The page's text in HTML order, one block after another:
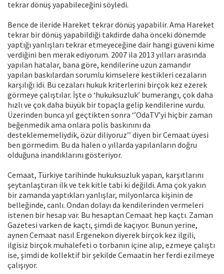
tekrar dönüş yapabileceğini söyledi.
Bence de ileride Hareket tekrar dönüş yapabilir. Ama Hareket
tekrar bir dönüş yapabildiği takdirde daha önceki dönemde
yaptığı yanlışları tekrar etmeyeceğine dair hangi güveni kime
verdiğini ben merak ediyorum. 2007 ila 2013 yılları arasında
yapılan hatalar, bana göre, kendilerine uzun zamandır
yapılan baskılardan sorumlu kimselere kestikleri cezaların
karşılığı idi. Bu cezaları hukuk kriterlerini birçok kez ezerek
görmeye çalıştılar. İşte o ‘hukuksuzluk’ bumerangı, çok daha
hızlı ve çok daha büyük bir topaçla gelip kendilerine vurdu.
Üzerinden bunca yıl geçtikten sonra ‘’OdaTV’yi hiçbir zaman
beğenmedik ama onlara polis baskınını da
desteklememeliydik, özür diliyoruz’’ diyen bir Cemaat üyesi
ben görmedim. Bu da halen o yıllarda yapılanların doğru
olduğuna inandıklarını gösteriyor.
Cemaat, Türkiye tarihinde hukuksuzluk yapan, karşıtlarını
şeytanlaştıran ilk ve tek kitle tabi ki değildi. Ama çok yakın
bir zamanda yaptıkları yanlışlar, milyonlarca kişinin de
belleğinde, canlı. Ondan dolayı da kendilerinden vermeleri
istenen bir hesap var. Bu hesaptan Cemaat hep kaçtı. Zaman
Gazetesi varken de kaçtı, şimdi de kaçıyor. Bunun yerine,
aynen Cemaat nasıl Ergenekon diyerek birçok kez ilgili,
ilgisiz birçok muhalefeti o torbanın içine alıp, ezmeye çalıştı
ise, şimdi de kollektif bir şekilde Cemaatin her ferdi ezilmeye
çalışıyor.